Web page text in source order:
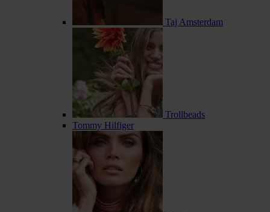
Taj Amsterdam
Trollbeads
Tommy Hilfiger